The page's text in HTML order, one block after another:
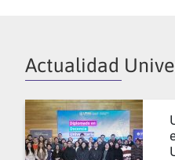
Actualidad